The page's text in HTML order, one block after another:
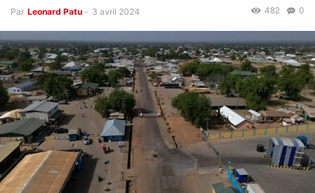
Par Leonard Patu - 3 avril 2024 0
482